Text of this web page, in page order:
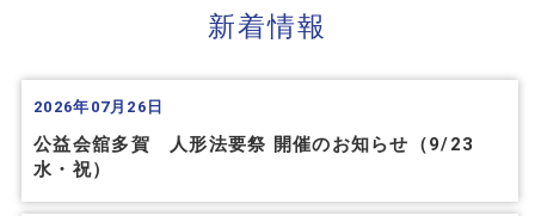
新着情報
2026年07月26日
公益会舘多賀 人形法要祭 開催のお知らせ（9/23
水・祝）